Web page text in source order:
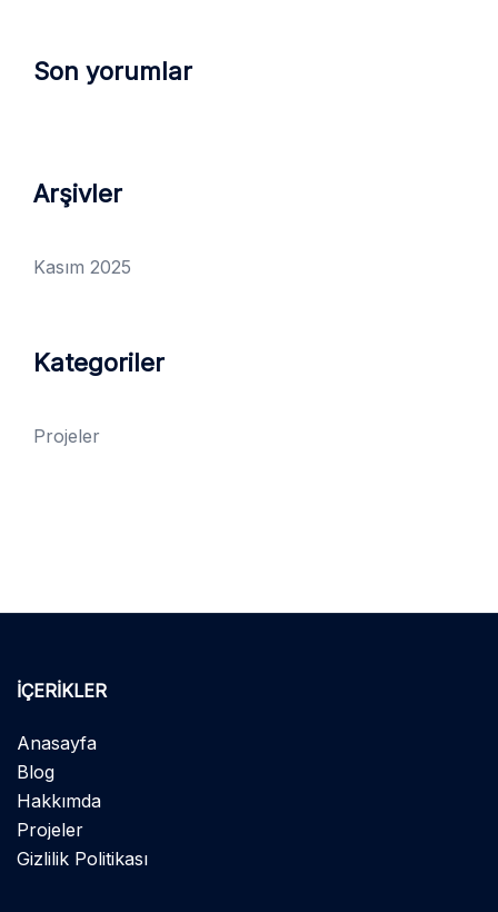
Son yorumlar
Arşivler
Kasım 2025
Kategoriler
Projeler
İÇERIKLER
Anasayfa
Blog
Hakkımda
Projeler
Gizlilik Politikası